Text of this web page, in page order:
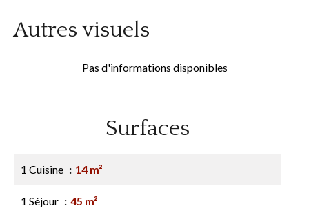
Autres visuels
Pas d'informations disponibles
Surfaces
1 Cuisine 14 m²
1 Séjour 45 m²